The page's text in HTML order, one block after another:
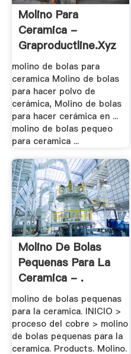
Molino Para
Ceramica -
Graproductline.xyz
molino de bolas para
ceramica Molino de bolas
para hacer polvo de
cerámica, Molino de bolas
para hacer cerámica en ...
molino de bolas pequeo
para ceramica ...
Molino De Bolas
Pequenas Para La
Ceramica - .
molino de bolas pequenas
para la ceramica. INICIO >
proceso del cobre > molino
de bolas pequenas para la
ceramica. Products. Molino.